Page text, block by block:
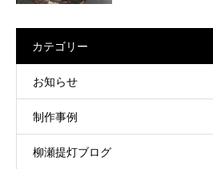
カテゴリー
お知らせ
制作事例
柳瀬提灯ブログ